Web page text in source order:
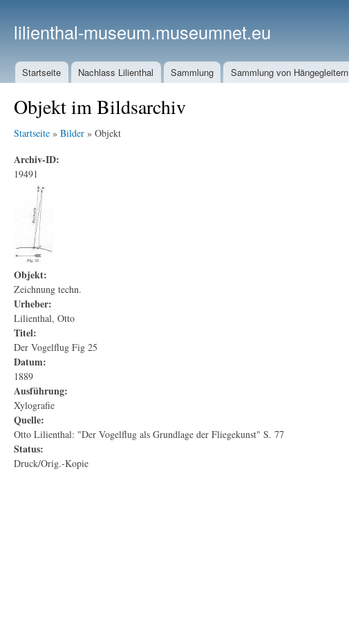
lilienthal-museum.museumnet.eu
Startseite Nachlass Lilienthal Sammlung Sammlung von Hängegleitern
Objekt im Bildsarchiv
Startseite » Bilder » Objekt
Archiv-ID:
19491
Objekt:
Zeichnung techn.
Urheber:
Lilienthal, Otto
Titel:
Der Vogelflug Fig 25
Datum:
1889
Ausführung:
Xylografie
Quelle:
Otto Lilienthal: "Der Vogelflug als Grundlage der Fliegekunst" S. 77
Status:
Druck/Orig.-Kopie